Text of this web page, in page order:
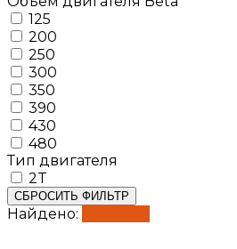
125
200
250
300
350
390
430
480
Тип двигателя
2T
СБРОСИТЬ ФИЛЬТР
Найдено: